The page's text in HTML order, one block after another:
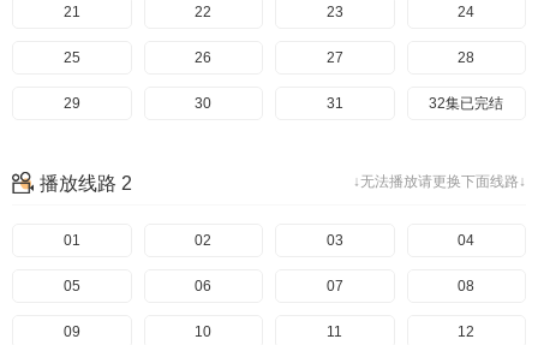
21 22 23 24
25 26 27 28
29 30 31 32集已完结
↓无法播放请更换下面线路↓
播放线路 2
01 02 03 04
05 06 07 08
09 10 11 12